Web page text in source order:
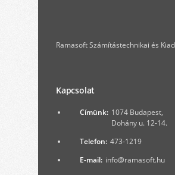
Ramasoft Számítástechnikai és
Kapcsolat
Címünk: 1074 Budapest,
Dohány u. 12-14.
Telefon: 473-1219
E-mail: info@ramasoft.hu